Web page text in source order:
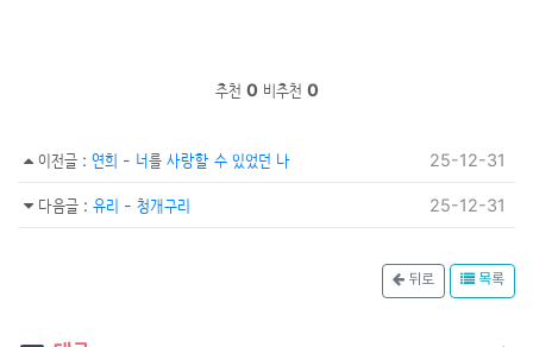
추천 0 비추천 0
이전글 : 연희 - 너를 사랑할 수 있었던 나 25-12-31
다음글 : 유리 - 청개구리 25-12-31
뒤로 목록